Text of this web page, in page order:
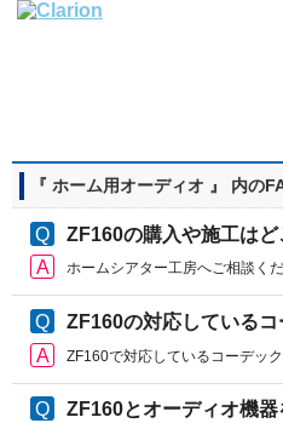
『 ホーム用オーディオ 』 内の
ZF160の購入や施工はど
ホームシアター工房へご相談く
ZF160の対応しているコ
ZF160で対応しているコーデック
ZF160とオーディオ機器